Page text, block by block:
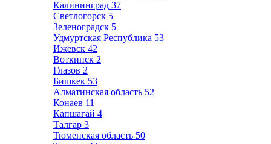
Калининград 37
Светлогорск 5
Зеленоградск 5
Удмуртская Республика 53
Ижевск 42
Воткинск 2
Глазов 2
Бишкек 53
Алматинская область 52
Конаев 11
Капшагай 4
Талгар 3
Тюменская область 50